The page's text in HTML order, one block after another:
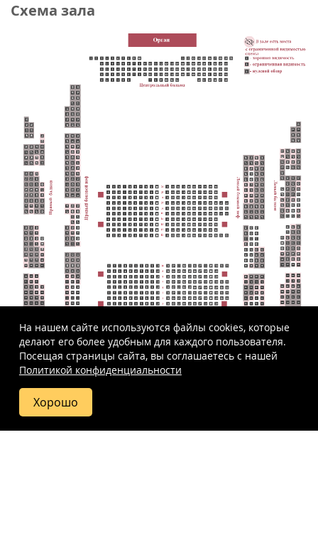
Схема зала
Купить
билет
На нашем сайте используются файлы cookies, которые
делают его более удобным для каждого пользователя.
Посещая страницы сайта, вы соглашаетесь c нашей
Политикой конфиденциальности
Хорошо